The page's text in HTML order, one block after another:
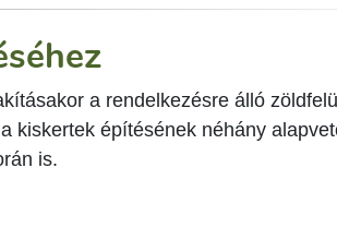
a rendelkezésre álló
kiskertek építésének néhány
is.